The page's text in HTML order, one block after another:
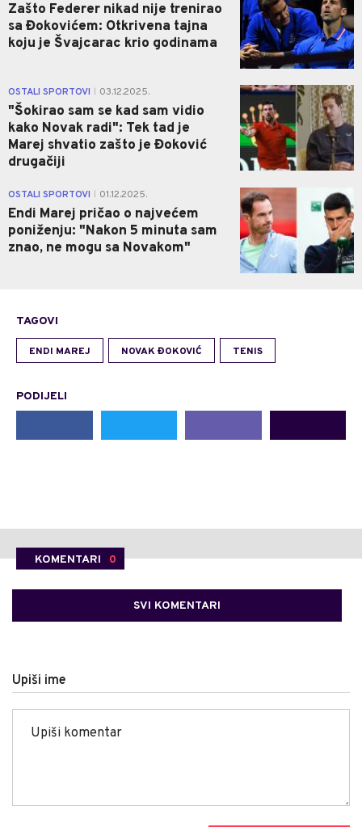
Zašto Federer nikad nije trenirao
sa Đokovićem: Otkrivena tajna
koju je Švajcarac krio godinama
OSTALI SPORTOVI 03.12.2025.
"Šokirao sam se kad sam vidio
kako Novak radi": Tek tad je
Marej shvatio zašto je Đoković
drugačiji
0
OSTALI SPORTOVI 01.12.2025.
Endi Marej pričao o najvećem
poniženju: "Nakon 5 minuta sam
znao, ne mogu sa Novakom"
TAGOVI
ENDI MAREJ NOVAK ĐOKOVIĆ TENIS
PODIJELI
KOMENTARI 0
SVI KOMENTARI
Upiši ime